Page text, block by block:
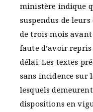
ministère indique
suspendus de
de trois mois
faute d’avoir repris
délai. Les textes
sans incidence sur
lesquels
dispositions en